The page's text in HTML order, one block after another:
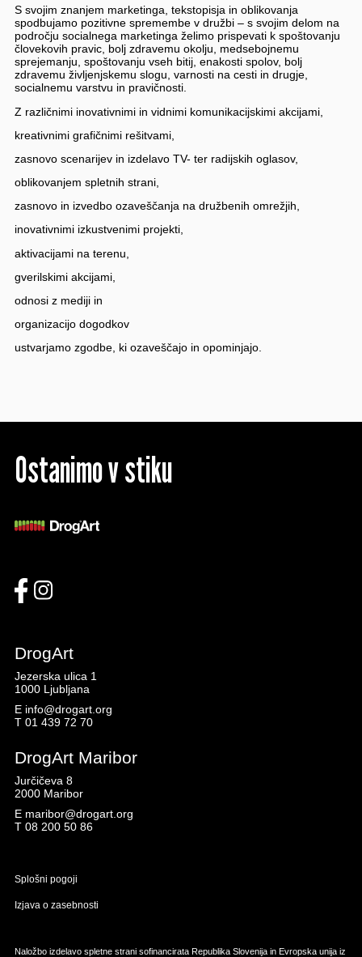
S svojim znanjem marketinga, tekstopisja in oblikovanja
spodbujamo pozitivne spremembe v družbi – s svojim delom na
področju socialnega marketinga želimo prispevati k spoštovanju
človekovih pravic, bolj zdravemu okolju, medsebojnemu
sprejemanju, spoštovanju vseh bitij, enakosti spolov, bolj
zdravemu življenjskemu slogu, varnosti na cesti in drugje,
socialnemu varstvu in pravičnosti.
Z različnimi inovativnimi in vidnimi komunikacijskimi akcijami,
kreativnimi grafičnimi rešitvami,
zasnovo scenarijev in izdelavo TV- ter radijskih oglasov,
oblikovanjem spletnih strani,
zasnovo in izvedbo ozaveščanja na družbenih omrežjih,
inovativnimi izkustvenimi projekti,
aktivacijami na terenu,
gverilskimi akcijami,
odnosi z mediji in
organizacijo dogodkov
ustvarjamo zgodbe, ki ozaveščajo in opominjajo.
Ostanimo v stiku
DrogArt
Jezerska ulica 1
1000 Ljubljana
E info@drogart.org
T 01 439 72 70
DrogArt Maribor
Jurčičeva 8
2000 Maribor
E maribor@drogart.org
T 08 200 50 86
Splošni pogoji
Izjava o zasebnosti
Naložbo izdelavo spletne strani sofinancirata Republika Slovenija in Evropska unija iz